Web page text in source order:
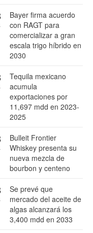
Bayer firma acuerdo
con RAGT para
comercializar a gran
escala trigo híbrido en
2030
Tequila mexicano
acumula
exportaciones por
11,697 mdd en 2023-
2025
Bulleit Frontier
Whiskey presenta su
nueva mezcla de
bourbon y centeno
Se prevé que
mercado del aceite de
algas alcanzará los
3,400 mdd en 2033